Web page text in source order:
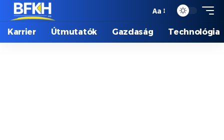
Aa
Karrier Útmutatók Gazdaság Technológia